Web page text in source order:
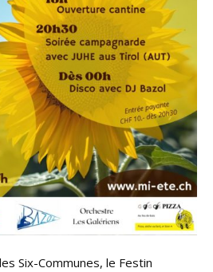
Six-Communes, le Festin